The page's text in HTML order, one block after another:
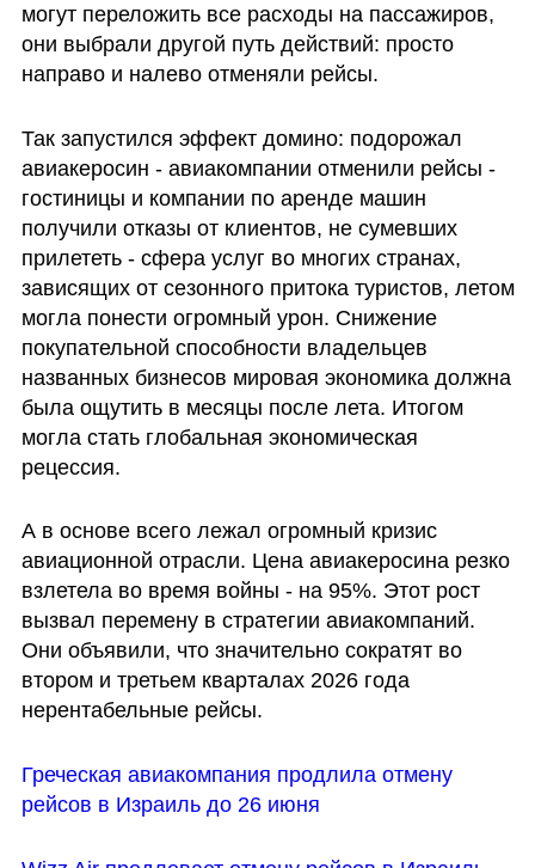
могут переложить все расходы на пассажиров,
они выбрали другой путь действий: просто
направо и налево отменяли рейсы.
Так запустился эффект домино: подорожал
авиакеросин - авиакомпании отменили рейсы -
гостиницы и компании по аренде машин
получили отказы от клиентов, не сумевших
прилететь - сфера услуг во многих странах,
зависящих от сезонного притока туристов, летом
могла понести огромный урон. Снижение
покупательной способности владельцев
названных бизнесов мировая экономика должна
была ощутить в месяцы после лета. Итогом
могла стать глобальная экономическая
рецессия.
А в основе всего лежал огромный кризис
авиационной отрасли. Цена авиакеросина резко
взлетела во время войны - на 95%. Этот рост
вызвал перемену в стратегии авиакомпаний.
Они объявили, что значительно сократят во
втором и третьем кварталах 2026 года
нерентабельные рейсы.
Греческая авиакомпания продлила отмену
рейсов в Израиль до 26 июня